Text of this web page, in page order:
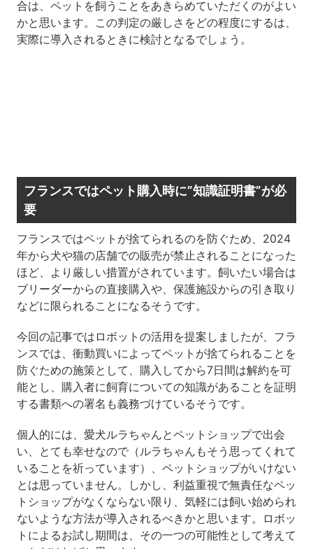
合は、ペットを飼うことをあきらめていただくのがよい
かと思います。この判定の厳しさをどの程度にするは、
実際に導入されるときに検討となるでしょう。
フランスではペット購入時に”知識証明書”が必
要
フランスではペットが捨てられるのを防ぐため、2024
年から犬や猫の店舗での販売が禁止されることになった
ほど、より厳しい措置がされています。飼いたい場合は
ブリーダーからの直接購入や、保護施設からの引き取り
などに限られることになるそうです。
今回の記事ではロボットの活用を提案しましたが、フラ
ンスでは、衝動買いによってペットが捨てられることを
防ぐための施策として、購入してから7日間は解約を可
能とし、購入者に飼育についての知識があることを証明
する書類への署名も義務づけているそうです。
個人的には、愛犬ルラちゃんとペットショップで出会
い、とても幸せなので（ルラちゃんもそう思ってくれて
いることを祈っています）、ペットショップがいけない
とは思っていません。しかし、利益重視で無責任なペッ
トショップがなくならない限り、気軽には飼い始められ
ないような方法が導入されるべきかと思います。ロボッ
トによるお試し期間は、その一つの可能性として考えて